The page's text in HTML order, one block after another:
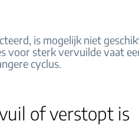
is mogelijk niet
voor sterk vervuilde vaat
cyclus.
of verstopt is